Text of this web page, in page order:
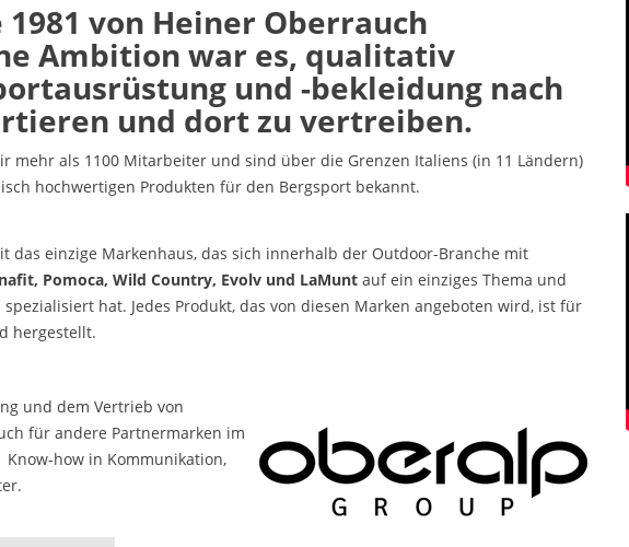
von Heiner Oberrauch
Ambition war es, qualitativ
und -bekleidung nach
und dort zu vertreiben.
mehr als 1100 Mitarbeiter und sind über die Grenzen Italiens (in 11 Ländern)
hochwertigen Produkten für den Bergsport bekannt.
das einzige Markenhaus, das sich innerhalb der Outdoor-Branche mit
Pomoca, Wild Country, Evolv und LaMunt auf ein einziges Thema und
hat. Jedes Produkt, das von diesen Marken angeboten wird, ist für
hergestellt.
und dem Vertrieb von
für andere Partnermarken im
how in Kommunikation,